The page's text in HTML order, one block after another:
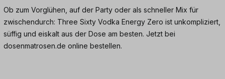
Ob zum Vorglühen, auf der Party oder als schneller Mix für
zwischendurch: Three Sixty Vodka Energy Zero ist unkompliziert,
süffig und eiskalt aus der Dose am besten. Jetzt bei
dosenmatrosen.de online bestellen.